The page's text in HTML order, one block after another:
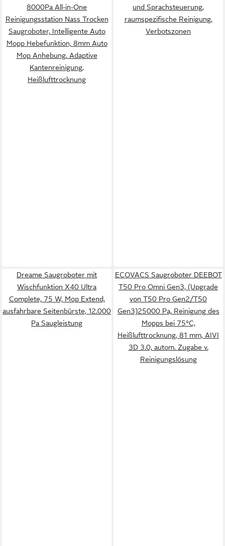
8000Pa All-in-One
Reinigungsstation Nass Trocken
Saugroboter, Intelligente Auto
Mopp Hebefunktion, 8mm Auto
Mop Anhebung, Adaptive
Kantenreinigung,
Heißlufttrocknung
und Sprachsteuerung,
raumspezifische Reinigung,
Verbotszonen
Dreame Saugroboter mit
Wischfunktion X40 Ultra
Complete, 75 W, Mop Extend,
ausfahrbare Seitenbürste, 12.000
Pa Saugleistung
ECOVACS Saugroboter DEEBOT
T50 Pro Omni Gen3, (Upgrade
von T50 Pro Gen2/T50
Gen3)25000 Pa, Reinigung des
Mopps bei 75°C,
Heißlufttrocknung, 81 mm, AIVI
3D 3.0, autom. Zugabe v.
Reinigungslösung